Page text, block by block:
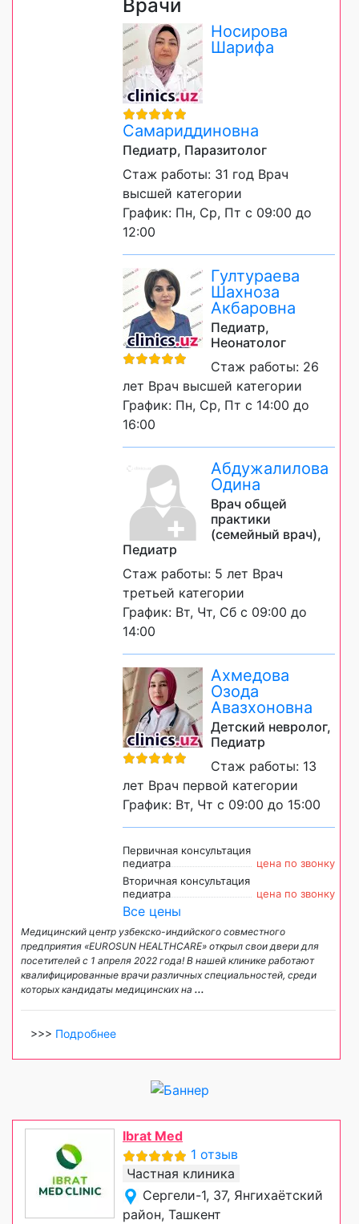
Врачи
Носирова
Шарифа
Самариддиновна
Педиатр, Паразитолог
Стаж работы: 31 год Врач
высшей категории
График: Пн, Ср, Пт с 09:00 до
12:00
Гултураева
Шахноза
Акбаровна
Педиатр,
Неонатолог
Стаж работы: 26
лет Врач высшей категории
График: Пн, Ср, Пт с 14:00 до
16:00
Абдужалилова
Одина
Врач общей
практики
(семейный врач),
Педиатр
Стаж работы: 5 лет Врач
третьей категории
График: Вт, Чт, Сб с 09:00 до
14:00
Ахмедова
Озода
Авазхоновна
Детский невролог,
Педиатр
Стаж работы: 13
лет Врач первой категории
График: Вт, Чт с 09:00 до 15:00
Первичная консультация
педиатра
цена по звонку
Вторичная консультация
педиатра
цена по звонку
Все цены
Медицинский центр узбекско-индийского совместного
предприятия «EUROSUN HEALTHCARE» открыл свои двери для
посетителей с 1 апреля 2022 года! В нашей клинике работают
квалифицированные врачи различных специальностей, среди
которых кандидаты медицинских на ...
>>> Подробнее
Ibrat Med
1 отзыв
Частная клиника
Сергели-1, 37, Янгихаётский
район, Ташкент